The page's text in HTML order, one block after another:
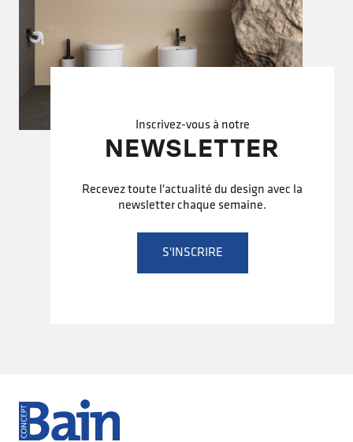
Inscrivez-vous à notre
NEWSLETTER
Recevez toute l'actualité du design avec la
newsletter chaque semaine.
S'INSCRIRE